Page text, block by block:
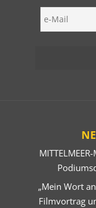
„Mein Wort
Filmvortrag